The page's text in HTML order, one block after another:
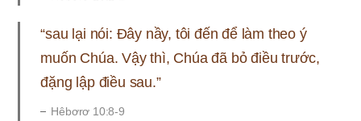
“sau lại nói: Đây nầy, tôi đến để làm theo ý
muốn Chúa. Vậy thì, Chúa đã bỏ điều trước,
đặng lập điều sau.”
Hêbơrơ 10:8-9